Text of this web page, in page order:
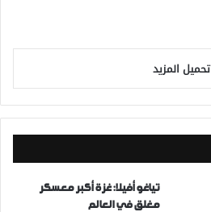
تحميل المزيد
تياغو أفيلا: غزة أكبر معسكر
مغلق في العالم